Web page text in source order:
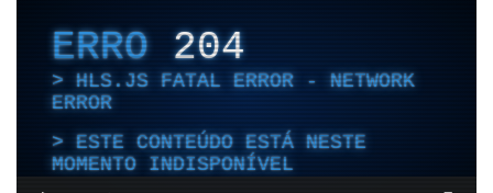
ERRO204
HLS.JS FATAL ERROR - NETWORK
ERROR
ESTE CONTEÚDO ESTÁ NESTE
MOMENTO INDISPONÍVEL